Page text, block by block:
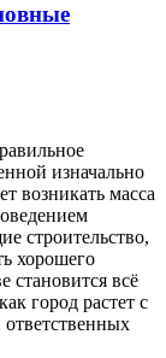
изначально
возникать масса
строительство,
хорошего
становится всё
город растет с